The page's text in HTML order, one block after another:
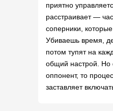
приятно
расстраивает —
соперники, которые
Убиваешь время,
потом тупят на
общий настрой. Но
оппонент, то
заставляет